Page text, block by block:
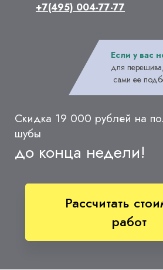
+7(495) 004-77-77
Если у вас
для
сами ее
до конца недели!
Рассчитать
работ
Скидка 19 000 рублей на
шубы